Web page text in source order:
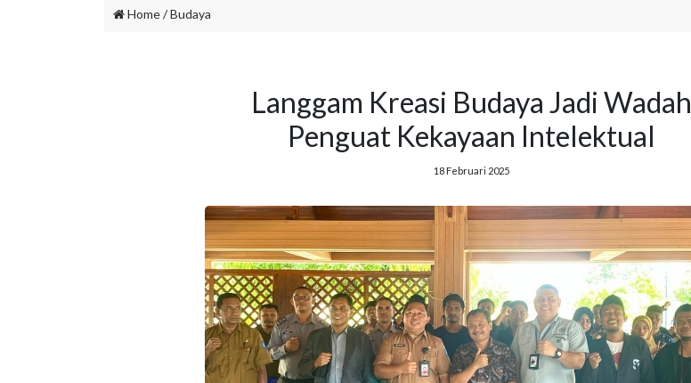
Home/Budaya
Langgam Kreasi Budaya Jadi Wadah
Penguat Kekayaan Intelektual
18 Februari 2025